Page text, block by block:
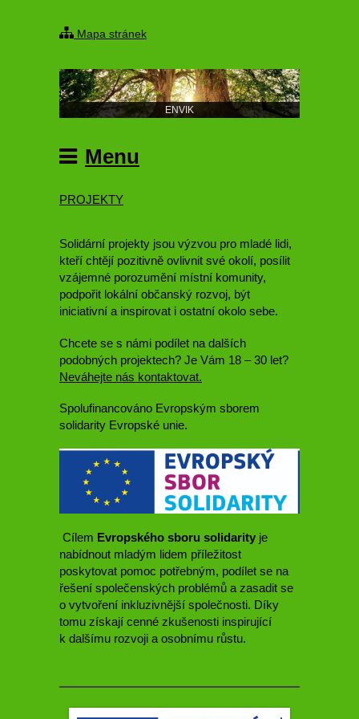
Mapa stránek
ENVIK
Menu
PROJEKTY
Solidární projekty jsou výzvou pro mladé lidi,
kteří chtějí pozitivně ovlivnit své okolí, posílit
vzájemné porozumění místní komunity,
podpořit lokální občanský rozvoj, být
iniciativní a inspirovat i ostatní okolo sebe.
Chcete se s námi podílet na dalších
podobných projektech? Je Vám 18 – 30 let?
Neváhejte nás kontaktovat.
Spolufinancováno Evropským sborem
solidarity Evropské unie.
Cílem Evropského sboru solidarity je
nabídnout mladým lidem příležitost
poskytovat pomoc potřebným, podílet se na
řešení společenských problémů a zasadit se
o vytvoření inkluzivnější společnosti. Díky
tomu získají cenné zkušenosti inspirující
k dalšímu rozvoji a osobnímu růstu.